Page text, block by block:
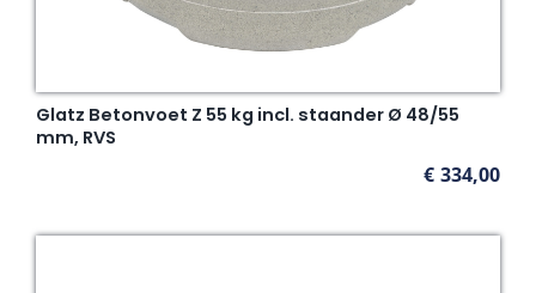
Glatz Betonvoet Z 55 kg incl. staander Ø 48/55
mm, RVS
€ 334,00